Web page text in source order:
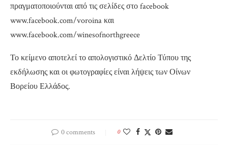
πραγματοποιούνται από τις σελίδες στο facebook
www.facebook.com/voroina και
www.facebook.com/winesofnorthgreece
Το κείμενο αποτελεί το απολογιστικό Δελτίο Τύπου της
εκδήλωσης και οι φωτογραφίες είναι λήψεις των Οίνων
Βορείου Ελλάδος.
0 comments 0